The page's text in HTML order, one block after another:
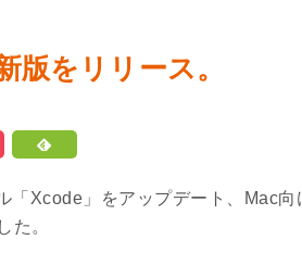
版をリリース。
「Xcode」をアップデート、Mac向
た。